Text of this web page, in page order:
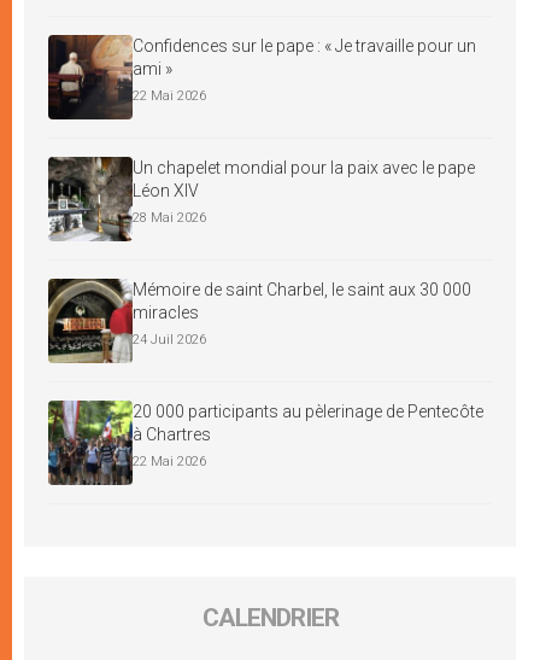
Confidences sur le pape : « Je travaille pour un
ami »
22 Mai 2026
Un chapelet mondial pour la paix avec le pape
Léon XIV
28 Mai 2026
Mémoire de saint Charbel, le saint aux 30 000
miracles
24 Juil 2026
20 000 participants au pèlerinage de Pentecôte
à Chartres
22 Mai 2026
CALENDRIER